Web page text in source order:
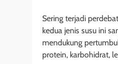
Sering terjadi
kedua jenis susu ini
mendukung
protein, karbohidrat,